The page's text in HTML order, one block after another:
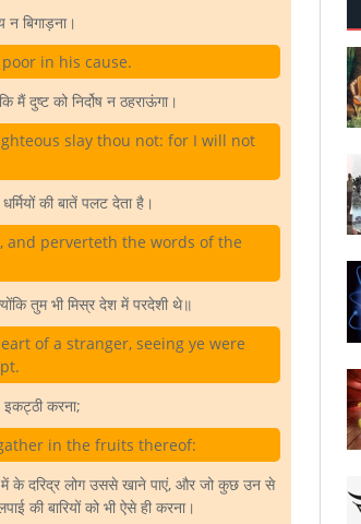
न बिगाड़ना।
in his cause.
मैं दुष्ट को निर्दोष न ठहराऊंगा।
slay thou not: for I will not
की बातें पलट देता है।
perverteth the words of the
तुम भी मिस्र देश में परदेशी थे॥
of a stranger, seeing ye were
करना;
in the fruits thereof:
में के दरिद्र लोग उससे खाने पाएं, और जो कुछ उन से
बारियों को भी ऐसे ही करना।